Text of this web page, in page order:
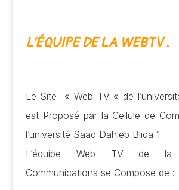
L’ÉQUIPE DE LA WEBTV :
Le Site « Web TV « de
est Proposé par la Cellule de
l’université Saad Dahleb Blida 1
L’équipe Web TV de la
Communications se Compose de :